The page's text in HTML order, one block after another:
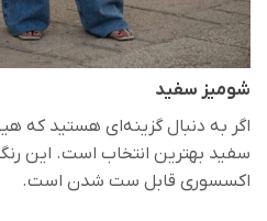
شومیز سفید
اگر به دنبال گزینه‌ای هستید که
سفید بهترین انتخاب است. این رنگ
اکسسوری قابل ست شدن است.